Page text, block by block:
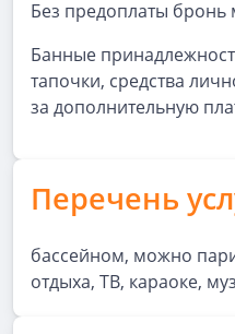
Без предоплаты бронь
Банные
тапочки, средства
за дополнительную
Перечень
бассейном, можно
отдыха, ТВ, караоке,